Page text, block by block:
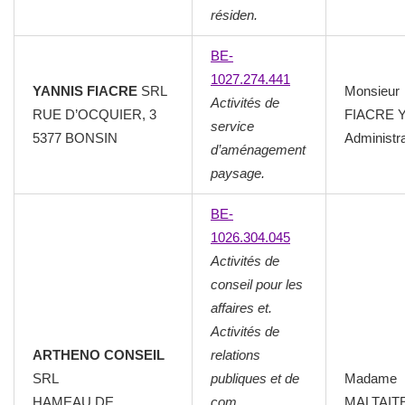
résiden.
YANNIS FIACRE SRL
RUE D’OCQUIER, 3
5377 BONSIN
BE-
1027.274.441
Activités de
service
d’aménagement
paysage.
Monsieur
FIACRE
ARTHENO CONSEIL
SRL
HAMEAU DE
BE-
1026.304.045
Activités de
conseil pour les
affaires et.
Activités de
relations
publiques et de
com.
Madame